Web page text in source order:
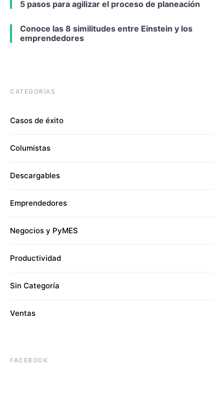
5 pasos para agilizar el proceso de planeación
Conoce las 8 similitudes entre Einstein y los
emprendedores
CATEGORÍAS
Casos de éxito
Columistas
Descargables
Emprendedores
Negocios y PyMES
Productividad
Sin Categoría
Ventas
FACEBOOK